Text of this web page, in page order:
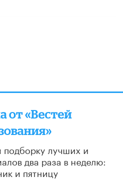
от «Вестей
лучших и
два раза в неделю:
и пятницу